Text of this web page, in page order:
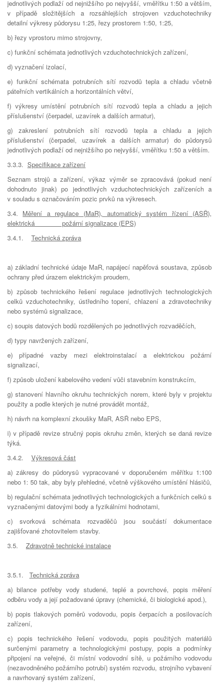
jednotlivých podlaží od nejnižšího po nejvyšší, vměřítku 1:50 a větším,
v případě složitějších a rozsáhlejších strojoven vzduchotechniky
detailní výkresy půdorysu 1:25, řezy prostorem 1:50, 1:25,
b) řezy vprostoru mimo strojovny,
c) funkční schémata jednotlivých vzduchotechnických zařízení,
d) vyznačení izolací,
e) funkční schémata potrubních sítí rozvodů tepla a chladu včetně
páteřních vertikálních a horizontálních větví,
f) výkresy umístění potrubních sítí rozvodů tepla a chladu a jejich
příslušenství (čerpadel, uzavírek a dalších armatur),
g) zakreslení potrubních sítí rozvodů tepla a chladu a jejich
příslušenství (čerpadel, uzavírek a dalších armatur) do půdorysů
jednotlivých podlaží od nejnižšího po nejvyšší, vměřítku 1:50 a větším.
3.3.3. Specifikace zařízení
Seznam strojů a zařízení, výkaz výměr se zpracovává (pokud není
dohodnuto jinak) po jednotlivých vzduchotechnických zařízeních a
v souladu s označováním pozic prvků na výkresech.
3.4. Měření a regulace (MaR), automatický systém řízení (ASŘ),
elektrická požární signalizace (EPS)
3.4.1. Technická zpráva
a) základní technické údaje MaR, napájecí napěťová soustava, způsob
ochrany před úrazem elektrickým proudem,
b) způsob technického řešení regulace jednotlivých technologických
celků vzduchotechniky, ústředního topení, chlazení a zdravotechniky
nebo systémů signalizace,
c) soupis datových bodů rozdělených po jednotlivých rozvaděčích,
d) typy navržených zařízení,
e) případné vazby mezi elektroinstalací a elektrickou požární
signalizací,
f) způsob uložení kabelového vedení vůči stavebním konstrukcím,
g) stanovení hlavního okruhu technických norem, které byly v projektu
použity a podle kterých je nutné provádět montáž,
h) návrh na komplexní zkoušky MaR, ASŘ nebo EPS,
i) v případě revize stručný popis okruhu změn, kterých se daná revize
týká.
3.4.2. Výkresová část
a) zákresy do půdorysů vypracované v doporučeném měřítku 1:100
nebo 1: 50 tak, aby byly přehledné, včetně výškového umístění hlásičů,
b) regulační schémata jednotlivých technologických a funkčních celků s
vyznačenými datovými body a fyzikálními hodnotami,
c) svorková schémata rozvaděčů jsou součástí dokumentace
zajišťované zhotovitelem stavby.
3.5. Zdravotně technické instalace
3.5.1. Technická zpráva
a) bilance potřeby vody studené, teplé a povrchové, popis měření
odběru vody a její požadované úpravy (chemické, či biologické apod.),
b) popis tlakových poměrů vodovodu, popis čerpacích a posilovacích
zařízení,
c) popis technického řešení vodovodu, popis použitých materiálů
surčenými parametry a technologickými postupy, popis a podmínky
připojení na veřejné, či místní vodovodní sítě, u požárního vodovodu
(nezavodněného požárního potrubí) systém rozvodu, strojního vybavení
a navrhovaný systém zařízení,